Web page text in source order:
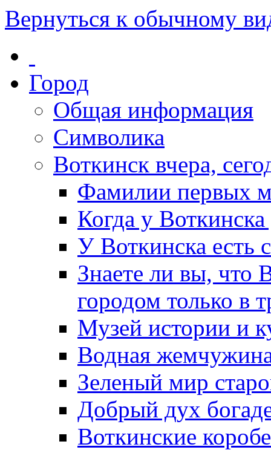
Вернуться к обычному
Город
Общая информация
Символика
Воткинск вчера,
Фамилии первых
Когда у
У Воткинска есть
Знаете ли вы, что
городом только в
Музей истории и
Водная
Зеленый мир
Добрый дух
Воткинские